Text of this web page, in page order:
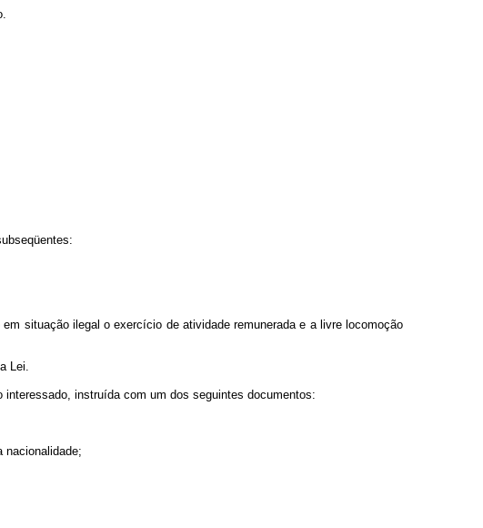
situação ilegal o exercício de atividade remunerada e a livre locomoção
Lei.
instruída com um dos seguintes documentos:
nacionalidade;